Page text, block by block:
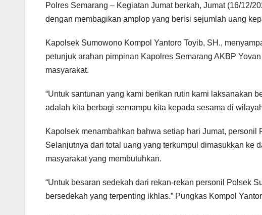
Polres Semarang – Kegiatan Jumat berkah, Jumat (16/12/
dengan membagikan amplop yang berisi sejumlah uang
Kapolsek Sumowono Kompol Yantoro Toyib, SH.,
petunjuk arahan pimpinan Kapolres Semarang AKBP
masyarakat.
“Untuk santunan yang kami berikan rutin kami laksanakan
adalah kita berbagi semampu kita kepada sesama di
Kapolsek menambahkan bahwa setiap hari Jumat,
Selanjutnya dari total uang yang terkumpul dimasukkan ke
masyarakat yang membutuhkan.
“Untuk besaran sedekah dari rekan-rekan personil Polsek
bersedekah yang terpenting ikhlas.” Pungkas Kompol